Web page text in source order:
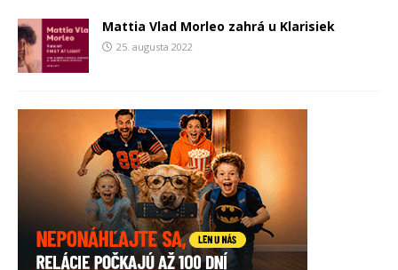
Mattia Vlad Morleo zahrá u Klarisiek
25. augusta 2022